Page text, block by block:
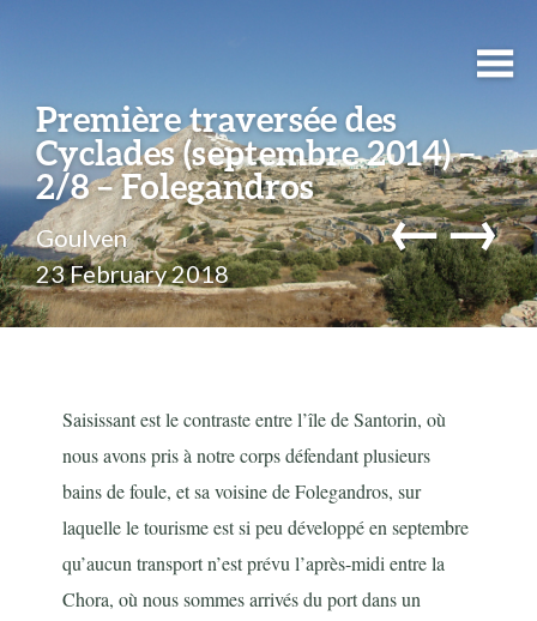
Première traversée des
Cyclades (septembre 2014) –
2/8 – Folegandros
Goulven
23 February 2018
←→
Saisissant est le contraste entre l’île de Santorin, où
nous avons pris à notre corps défendant plusieurs
bains de foule, et sa voisine de Folegandros, sur
laquelle le tourisme est si peu développé en septembre
qu’aucun transport n’est prévu l’après-midi entre la
Chora, où nous sommes arrivés du port dans un